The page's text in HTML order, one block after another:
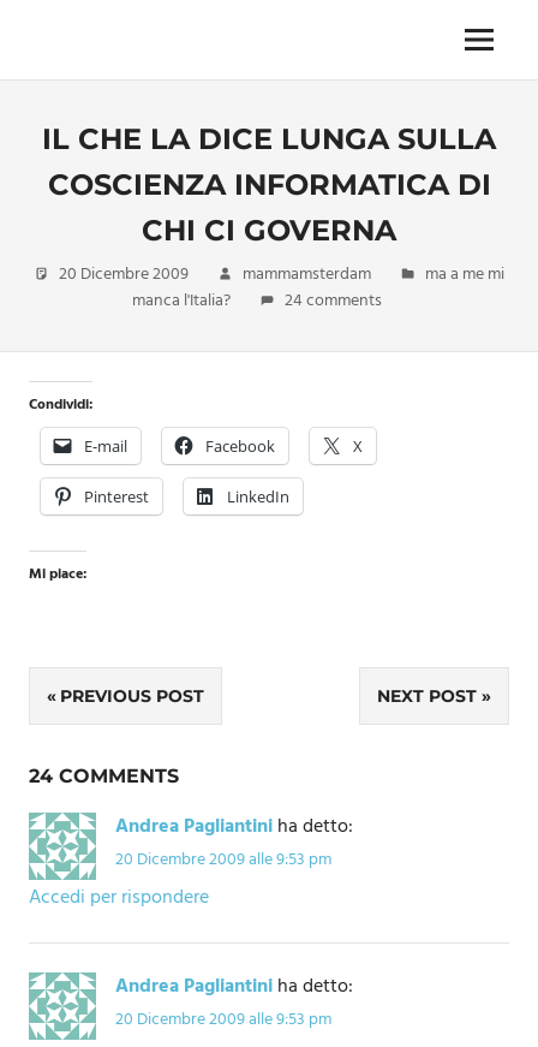
content
imprescindibile,
inevitabile
in
e
nuova
confezione
migliorata
Menu
IL CHE LA DICE LUNGA SULLA
COSCIENZA INFORMATICA DI
CHI CI GOVERNA
20 Dicembre 2009 mammamsterdam
ma a me mi
manca l'Italia?
24 comments
Condividi:
E-mail Facebook X
Pinterest LinkedIn
Mi piace:
Navigazione
articoli
PREVIOUS POST NEXT POST
24 COMMENTS
Andrea Pagliantiniha detto:
20 Dicembre 2009 alle 9:53 pm
Accedi per rispondere
Andrea Pagliantiniha detto:
20 Dicembre 2009 alle 9:53 pm